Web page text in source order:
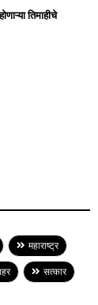
तिमाहीचे
महाराष्ट्र
सत्कार